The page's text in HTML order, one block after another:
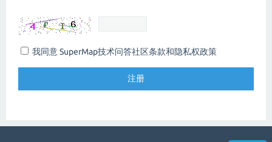
我同意 SuperMap技术问答社区条款和隐私权政策